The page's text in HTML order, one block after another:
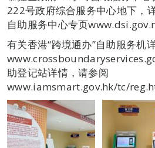
222号政府综合服务中心地下，
自助服务中心专页
有关香港“跨境通办”自助服务机
助登记站详情，请参阅
www.iamsmart.gov.hk/tc/